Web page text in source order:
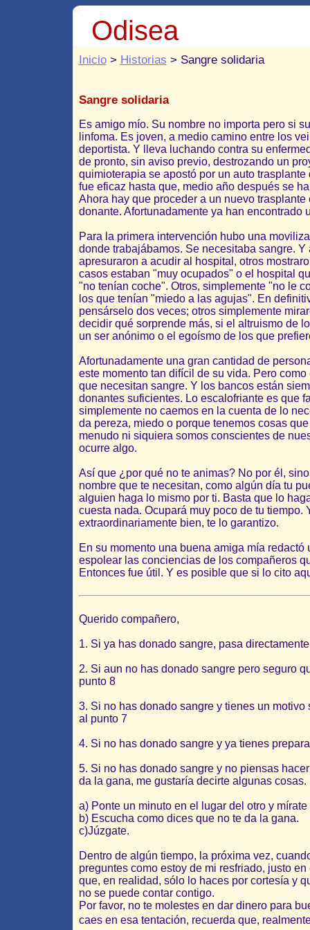
Odisea
Inicio> Historias > Sangre solidaria
Sangre solidaria
Es amigo mío. Su nombre no importa pero si
linfoma. Es joven, a medio camino entre los
deportista. Y lleva luchando contra su
de pronto, sin aviso previo, destrozando un
quimioterapia se apostó por un auto
fue eficaz hasta que, medio año después se
Ahora hay que proceder a un nuevo trasplante
donante. Afortunadamente ya han encontrado
Para la primera intervención hubo una
donde trabajábamos. Se necesitaba sangre. Y
apresuraron a acudir al hospital, otros
casos estaban "muy ocupados" o el hospital
"no tenían coche". Otros, simplemente "no le
los que tenían "miedo a las agujas". En
pensárselo dos veces; otros simplemente
decidir qué sorprende más, si el altruismo de
un ser anónimo o el egoísmo de los que
Afortunadamente una gran cantidad de
este momento tan difícil de su vida. Pero
que necesitan sangre. Y los bancos están
donantes suficientes. Lo escalofriante es que
simplemente no caemos en la cuenta de lo
da pereza, miedo o porque tenemos cosas
menudo ni siquiera somos conscientes de
ocurre algo.
Así que ¿por qué no te animas? No por él,
nombre que te necesitan, como algún día tu
alguien haga lo mismo por ti. Basta que lo
cuesta nada. Ocupará muy poco de tu tiempo.
extraordinariamente bien, te lo garantizo.
En su momento una buena amiga mía
espolear las conciencias de los compañeros
Entonces fue útil. Y es posible que si lo cito
Querido compañero,
1. Si ya has donado sangre, pasa
2. Si aun no has donado sangre pero seguro
punto 8
3. Si no has donado sangre y tienes un
al punto 7
4. Si no has donado sangre y ya tienes
5. Si no has donado sangre y no piensas
da la gana, me gustaría decirte algunas cosas.
a) Ponte un minuto en el lugar del otro y
b) Escucha como dices que no te da la gana.
c)Júzgate.
Dentro de algún tiempo, la próxima vez,
preguntes como estoy de mi resfriado, justo
que, en realidad, sólo lo haces por cortesía y
no se puede contar contigo.
Por favor, no te molestes en dar dinero para
caes en esa tentación, recuerda que,